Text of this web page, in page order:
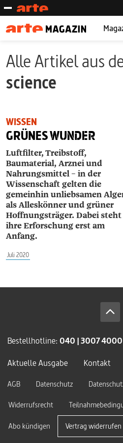
Alle Artikel aus
science
WISSEN
GRÜNESWUNDER
Luftfilter, Treibstoff,
Baumaterial, Arznei und
Nahrungsmittel – in der
Wissenschaft gelten die
gemeinhin unliebsamen
als Alleskönner und grüner
Hoffnungsträger. Dabei steht
ihre Erforschung erst am
Anfang.
Juli 2020
Bestellhotline: 040 | 3007 4000
Aktuelle Ausgabe
Kontakt
AGB Datenschutz
Widerrufsrecht
Abo kündigen Vertrag widerrufen